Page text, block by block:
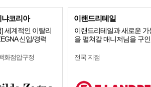
코리아
세계적인 이탈리
신입/경력
화점압구정
이랜드리테일
이랜드리테일과 새로운 가
을 펼쳐갈 매니저님을 구
전국 지점